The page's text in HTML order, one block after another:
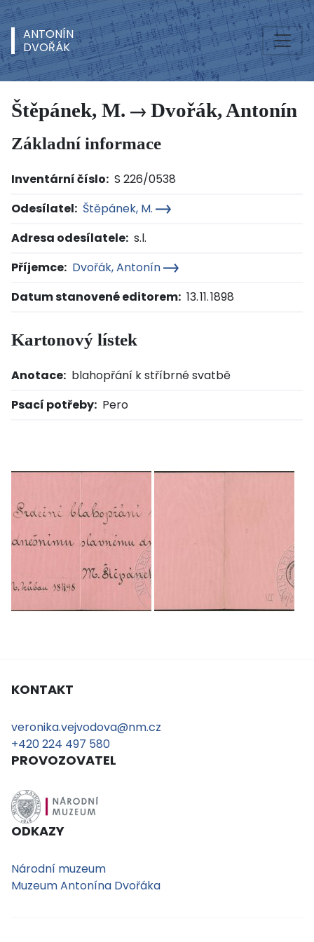
ANTONÍN
DVOŘÁK
Štěpánek, M. Dvořák, Antonín
Základní informace
Inventární číslo: S 226/0538
Odesílatel: Štěpánek, M.
Adresa odesílatele: s.l.
Příjemce: Dvořák, Antonín
Datum stanovené editorem: 13. 11. 1898
Kartonový lístek
Anotace: blahopřání k stříbrné svatbě
Psací potřeby: Pero
KONTAKT
veronika.vejvodova@nm.cz
+420 224 497 580
PROVOZOVATEL
ODKAZY
Národní muzeum
Muzeum Antonína Dvořáka